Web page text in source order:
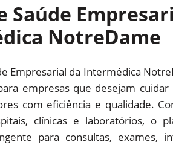
Saúde
NotreDame
Empresarial da Intermédica
empresas que desejam cuidar
com eficiência e qualidade.
clínicas e laboratórios, o
para consultas, exames,